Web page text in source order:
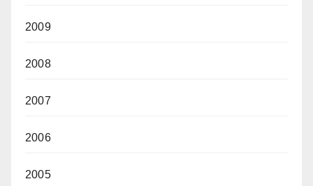
2009
2008
2007
2006
2005